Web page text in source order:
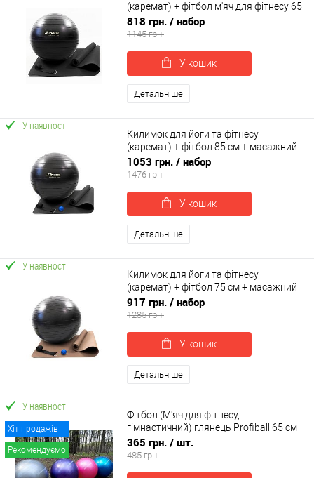
(каремат) + фітбол м'яч для фітнесу 65
см + ремінь для йоги OSPORT Set 95 (n-
0125)
818 грн. / набор
1145 грн.
У кошик
Детальніше
У наявності
Килимок для йоги та фітнесу
(каремат) + фітбол 85 см + масажний
м'ячик + ремінь для йоги OSPORT Set
101 (n-0131)
1053 грн. / набор
1476 грн.
У кошик
Детальніше
У наявності
Килимок для йоги та фітнесу
(каремат) + фітбол 75 см + масажний
м'ячик + ремінь для йоги OSPORT Set
100 (n-0130)
917 грн. / набор
1285 грн.
У кошик
Детальніше
Хіт продажів
Рекомендуємо
У наявності
Фітбол (М'яч для фітнесу,
гімнастичний) глянець Profiball 65 см
(MS 1576)
365 грн. / шт.
485 грн.